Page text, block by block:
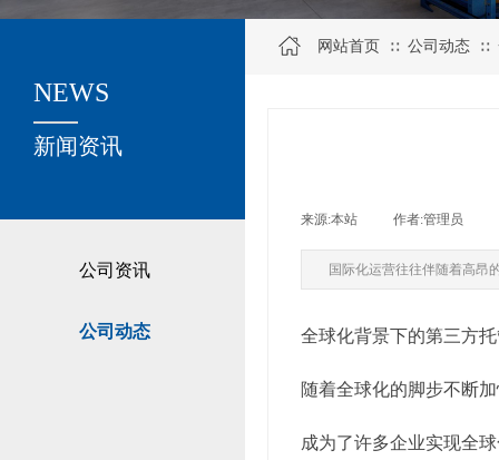
公司资讯
公司动态
关于我们
新闻资讯
NEWS
网站首页 ∷ 公司动态 ∷
来源:本站 作者:管理员
国际化运营往往伴随着高昂
全球化背景下的第三方
随着全球化的脚步不断
成为了许多企业实现全